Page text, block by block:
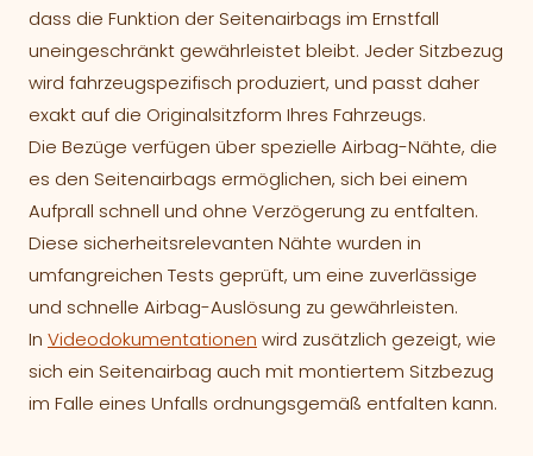
dass die Funktion der Seitenairbags im Ernstfall
uneingeschränkt gewährleistet bleibt. Jeder Sitzbezug
wird fahrzeugspezifisch produziert, und passt daher
exakt auf die Originalsitzform Ihres Fahrzeugs.
Die Bezüge verfügen über spezielle Airbag-Nähte, die
es den Seitenairbags ermöglichen, sich bei einem
Aufprall schnell und ohne Verzögerung zu entfalten.
Diese sicherheitsrelevanten Nähte wurden in
umfangreichen Tests geprüft, um eine zuverlässige
und schnelle Airbag-Auslösung zu gewährleisten.
In Videodokumentationen wird zusätzlich gezeigt, wie
sich ein Seitenairbag auch mit montiertem Sitzbezug
im Falle eines Unfalls ordnungsgemäß entfalten kann.